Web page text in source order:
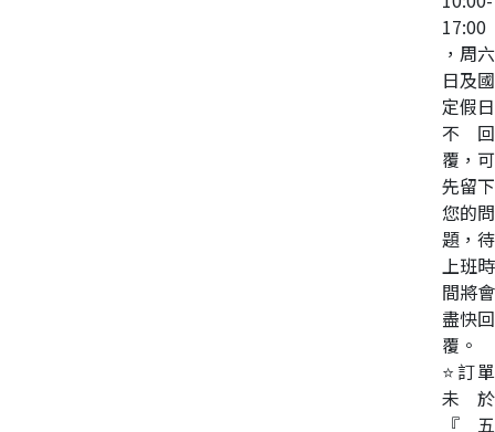
17:00
，周六
日及國
定假日
不回
覆，可
先留下
您的問
題，待
上班時
間將會
盡快回
覆。
⭐訂單
未於
『五